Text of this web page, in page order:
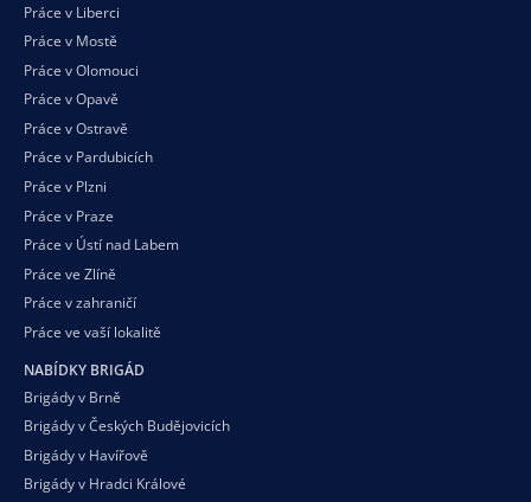
Práce v Liberci
Práce v Mostě
Práce v Olomouci
Práce v Opavě
Práce v Ostravě
Práce v Pardubicích
Práce v Plzni
Práce v Praze
Práce v Ústí nad Labem
Práce ve Zlíně
Práce v zahraničí
Práce ve vaší lokalitě
NABÍDKY BRIGÁD
Brigády v Brně
Brigády v Českých Budějovicích
Brigády v Havířově
Brigády v Hradci Králové